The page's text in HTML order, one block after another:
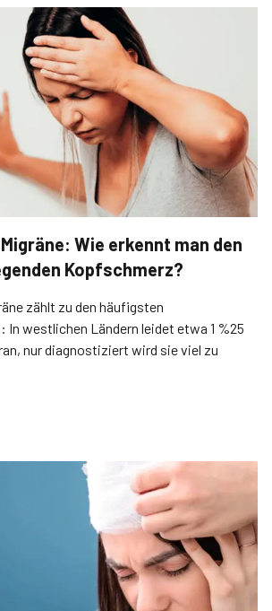
Wie erkennt man den
Kopfschmerz?
zählt zu den häufigsten
In westlichen Ländern leidet etwa 1 %25
nur diagnostiziert wird sie viel zu